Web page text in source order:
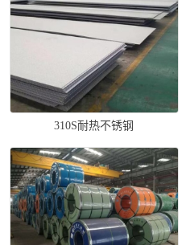
310S耐热不锈钢